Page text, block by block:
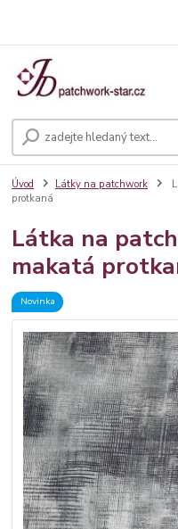
Úvod Látky na patchwork
protkaná
Látka na
makatá
Novinka